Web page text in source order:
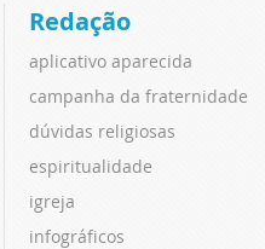
Redação
aplicativo aparecida
campanha da fraternidade
dúvidas religiosas
espiritualidade
igreja
infográficos